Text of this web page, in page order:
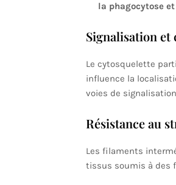
la phagocytose et
Signalisation
Le cytosquelette
influence la
voies de
Résistance au
Les filaments
tissus soumis à des